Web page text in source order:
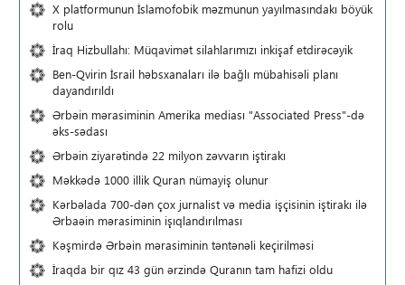
X platformunun İslamofobik məzmunun yayılmasındakı böyük
rolu
İraq Hizbullahı: Müqavimət silahlarımızı inkişaf etdirəcəyik
Ben-Qvirin İsrail həbsxanaları ilə bağlı mübahisəli planı
dayandırıldı
Ərbəin mərasiminin Amerika mediası "Associated Press"-də
əks-sədası
Ərbəin ziyarətində 22 milyon zəvvarın iştirakı
Məkkədə 1000 illik Quran nümayiş olunur
Kərbəlada 700-dən çox jurnalist və media işçisinin iştirakı ilə
Ərbaəin mərasiminin işıqlandırılması
Kəşmirdə Ərbəin mərasiminin təntənəli keçirilməsi
İraqda bir qız 43 gün ərzində Quranın tam hafizi oldu